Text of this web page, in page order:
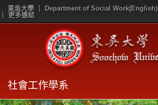
東吳大學 Department of Social Work(English)
更多連結
社會工作學系